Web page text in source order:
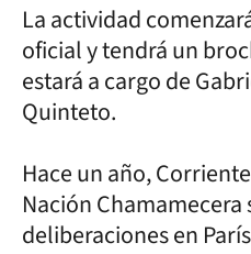
La actividad
oficial y tendrá un
estará a cargo de
Quinteto.
Hace un año,
Nación
deliberaciones en